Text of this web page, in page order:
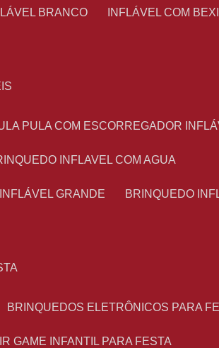
BRANCO INFLÁVEL COM
PULA COM ESCORREGADOR
INFLAVEL COM AGUA
GRANDE BRINQUEDO
BRINQUEDOS ELETRÔNICOS PARA
AIR GAME INFANTIL PARA FESTA